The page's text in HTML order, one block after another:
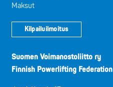
Maksut
Kilpailuilmoitus
Suomen Voimanostoliitto ry
Finnish Powerlifting Federation